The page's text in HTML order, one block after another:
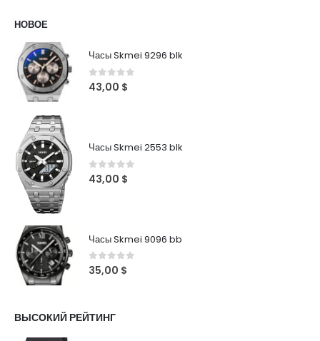
НОВОЕ
Часы Skmei 9296 blk
0 out of 5
43,00 $
Часы Skmei 2553 blk
0 out of 5
43,00 $
Часы Skmei 9096 bb
0out of 5
35,00 $
ВЫСОКИЙ РЕЙТИНГ